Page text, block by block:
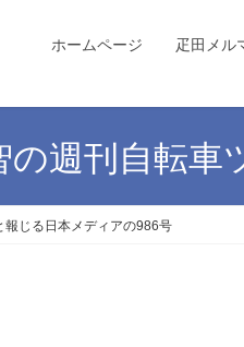
ホームページ 疋田メル
の週刊自転車
報じる日本メディアの986号